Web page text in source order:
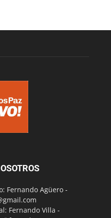
Fernando Agüero -
Fernando Villa -